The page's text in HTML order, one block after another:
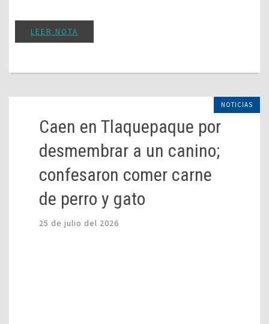
LEER NOTA
NOTICIAS
Caen en Tlaquepaque por
desmembrar a un canino;
confesaron comer carne
de perro y gato
25 de julio del 2026